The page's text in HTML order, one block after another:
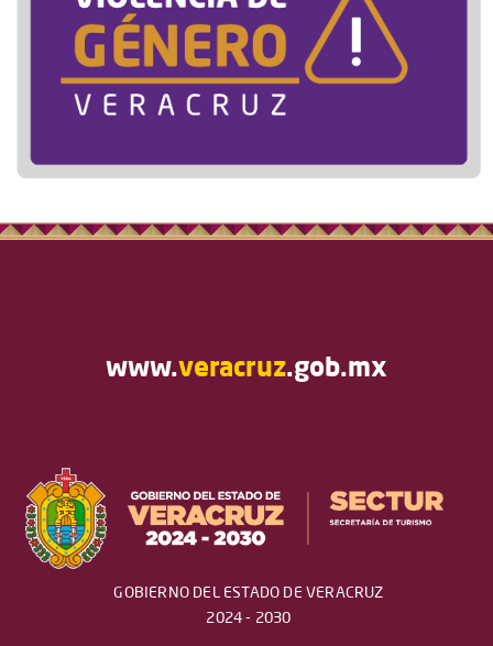
www.veracruz.gob.mx
GOBIERNO DEL ESTADO DE VERACRUZ
2024 - 2030